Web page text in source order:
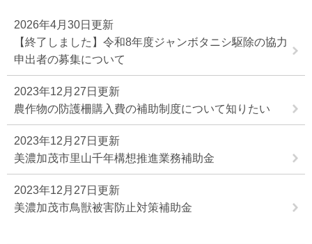
2026年4月30日更新
【終了しました】令和8年度ジャンボタニシ駆除の協力
申出者の募集について
2023年12月27日更新
農作物の防護柵購入費の補助制度について知りたい
2023年12月27日更新
美濃加茂市里山千年構想推進業務補助金
2023年12月27日更新
美濃加茂市鳥獣被害防止対策補助金